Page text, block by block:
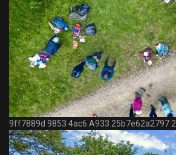
9ff7889d 9853 4ac6 A933 25b7e62a2797 2